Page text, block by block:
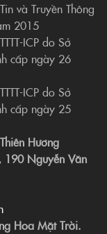
và Truyền Thông
2015
ICP do Sở
cấp ngày 26
ICP do Sở
cấp ngày 25
Hương
190 Nguyễn Văn
Hoa Mặt Trời.